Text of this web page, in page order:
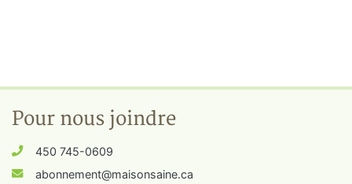
Pour nous joindre
450 745-0609
abonnement@maisonsaine.ca